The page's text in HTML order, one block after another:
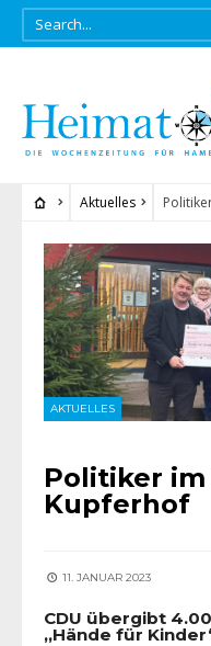
Aktuelles
AKTUELLES
Politiker
Kupferhof
11. JANUAR 2023
CDU übergibt
„Hände für